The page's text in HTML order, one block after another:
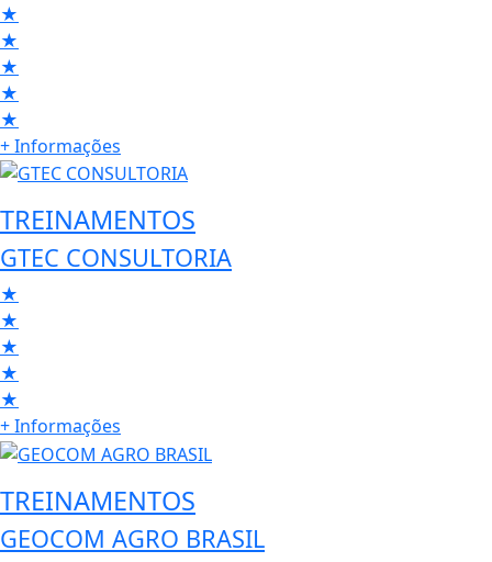
★
★
★
★
★
+ Informações
TREINAMENTOS
GTEC CONSULTORIA
★
★
★
★
★
+ Informações
TREINAMENTOS
GEOCOM AGRO BRASIL